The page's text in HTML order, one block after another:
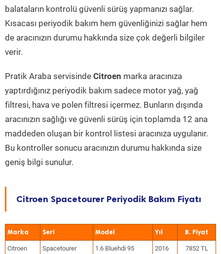
balataların kontrolü güvenli sürüş yapmanızı sağlar.
Kısacası periyodik bakım hem güvenliğinizi sağlar hem
de aracınızın durumu hakkında size çok değerli bilgiler
verir.
Pratik Araba servisinde Citroen marka aracınıza
yaptırdığınız periyodik bakım sadece motor yağ, yağ
filtresi, hava ve polen filtresi içermez. Bunların dışında
aracınızın sağlığı ve güvenli sürüş için toplamda 12 ana
maddeden oluşan bir kontrol listesi aracınıza uygulanır.
Bu kontroller sonucu aracınızın durumu hakkında size
geniş bilgi sunulur.
Citroen Spacetourer Periyodik Bakım Fiyatı
Marka Seri Model Yıl
Citroen Spacetourer 1.6 Bluehdi 95 2016 7852 TL